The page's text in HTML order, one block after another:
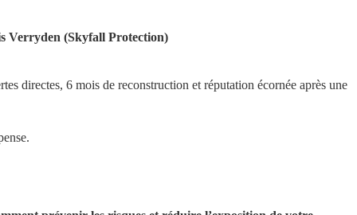
Verryden (Skyfall Protection)
directes, 6 mois de reconstruction et réputation écornée après une